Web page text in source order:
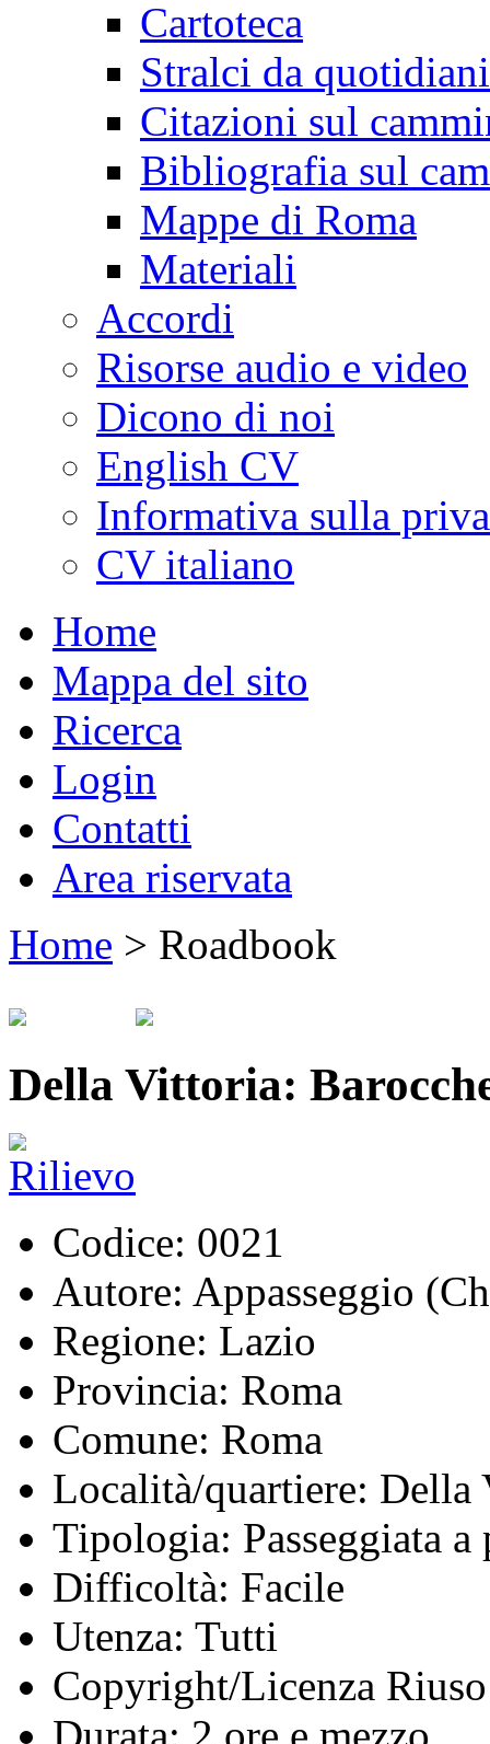
Cartoteca
Stralci da
Citazioni sul
Bibliografia sul
Mappe di Roma
Materiali
Accordi
Risorse audio e video
Dicono di noi
English CV
Informativa sulla
CV italiano
Home
Mappa del sito
Ricerca
Login
Contatti
Area riservata
Home > Roadbook
Della Vittoria:
Codice: 0021
Autore: Appasseggio
Regione: Lazio
Provincia: Roma
Comune: Roma
Località/quartiere: Della
Tipologia: Passeggiata
Difficoltà: Facile
Utenza: Tutti
Copyright/Licenza
Durata: 2 ore e mezzo